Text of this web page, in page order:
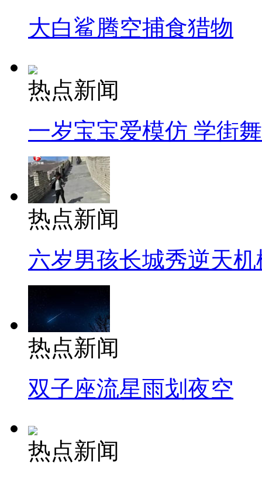
大白鲨腾空捕食猎物
热点新闻
一岁宝宝爱模仿 学街
热点新闻
六岁男孩长城秀逆天机
热点新闻
双子座流星雨划夜空
热点新闻